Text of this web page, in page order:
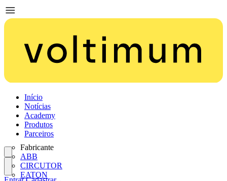
Início
Notícias
Academy
Produtos
Parceiros
Fabricante
ABB
CIRCUTOR
EATON